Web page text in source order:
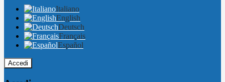
Italiano
English
Deutsch
Français
Español
Accedi